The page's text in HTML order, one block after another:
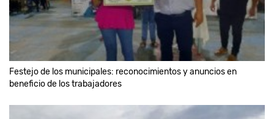
Festejo de los municipales: reconocimientos y anuncios en
beneficio de los trabajadores